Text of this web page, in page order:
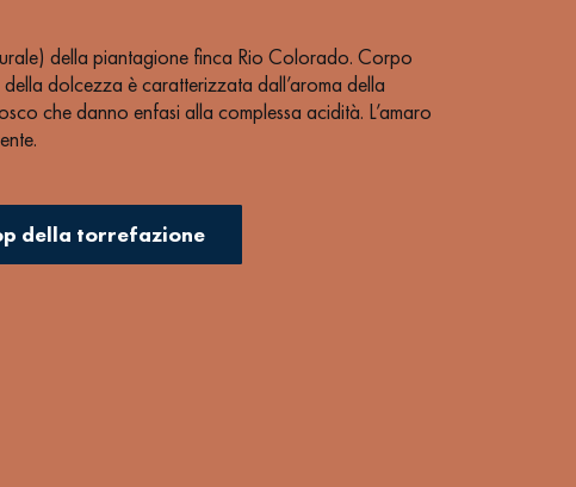
della piantagione finca Rio Colorado. Corpo
dolcezza è caratterizzata dall’aroma della
che danno enfasi alla complessa acidità. L’amaro
della torrefazione